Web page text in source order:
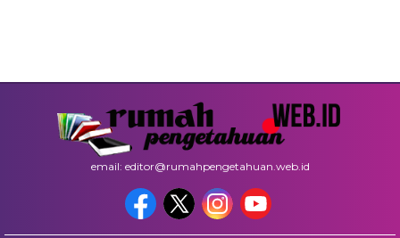
email: editor@rumahpengetahuan.web.id